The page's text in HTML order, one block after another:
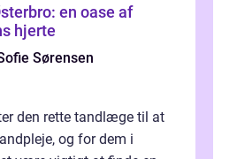
en oase af
hjerte
Sørensen
den rette tandlæge til at
og for dem i